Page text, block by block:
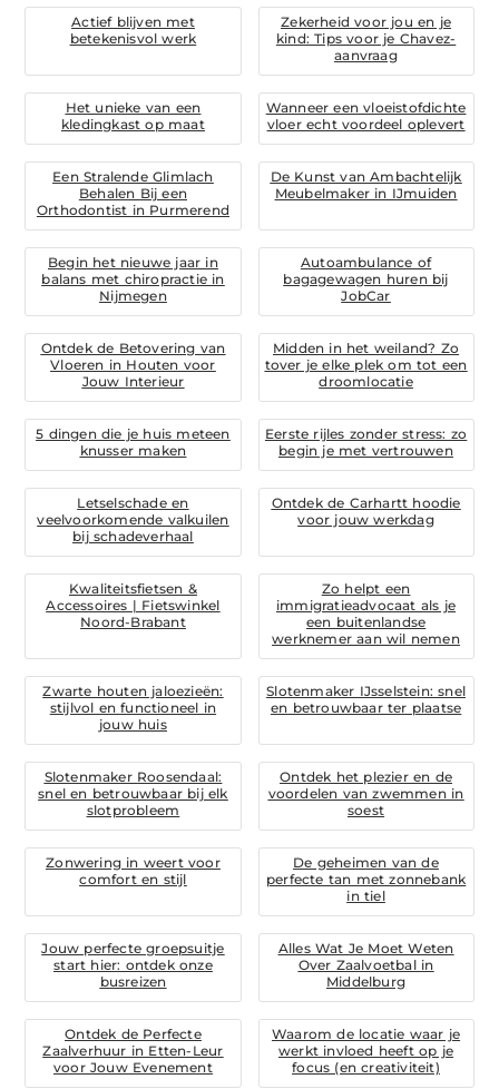
Actief blijven met
betekenisvol werk
Zekerheid voor jou en je
kind: Tips voor je Chavez-
aanvraag
Het unieke van een
kledingkast op maat
Wanneer een vloeistofdichte
vloer echt voordeel oplevert
Een Stralende Glimlach
Behalen Bij een
Orthodontist in Purmerend
De Kunst van Ambachtelijk
Meubelmaker in IJmuiden
Begin het nieuwe jaar in
balans met chiropractie in
Nijmegen
Autoambulance of
bagagewagen huren bij
JobCar
Ontdek de Betovering van
Vloeren in Houten voor
Jouw Interieur
Midden in het weiland? Zo
tover je elke plek om tot een
droomlocatie
5 dingen die je huis meteen
knusser maken
Eerste rijles zonder stress: zo
begin je met vertrouwen
Letselschade en
veelvoorkomende valkuilen
bij schadeverhaal
Ontdek de Carhartt hoodie
voor jouw werkdag
Kwaliteitsfietsen &
Accessoires | Fietswinkel
Noord-Brabant
Zo helpt een
immigratieadvocaat als je
een buitenlandse
werknemer aan wil nemen
Zwarte houten jaloezieën:
stijlvol en functioneel in
jouw huis
Slotenmaker IJsselstein: snel
en betrouwbaar ter plaatse
Slotenmaker Roosendaal:
snel en betrouwbaar bij elk
slotprobleem
Ontdek het plezier en de
voordelen van zwemmen in
soest
Zonwering in weert voor
comfort en stijl
De geheimen van de
perfecte tan met zonnebank
in tiel
Jouw perfecte groepsuitje
start hier: ontdek onze
busreizen
Alles Wat Je Moet Weten
Over Zaalvoetbal in
Middelburg
Ontdek de Perfecte
Zaalverhuur in Etten-Leur
voor Jouw Evenement
Waarom de locatie waar je
werkt invloed heeft op je
focus (en creativiteit)